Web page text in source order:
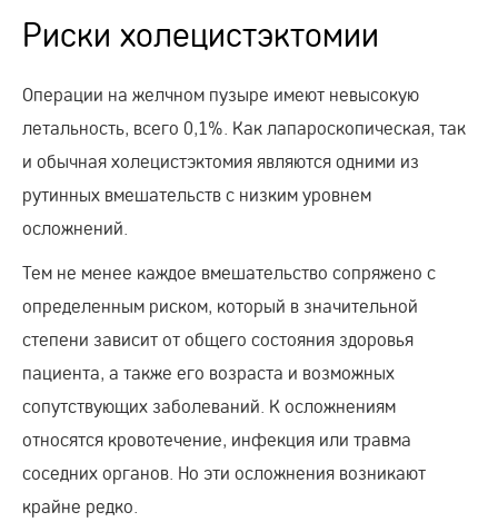
Риски холецистэктомии
Операции на желчном пузыре имеют невысокую
летальность, всего 0,1%. Как лапароскопическая, так
и обычная холецистэктомия являются одними из
рутинных вмешательств с низким уровнем
осложнений.
Тем не менее каждое вмешательство сопряжено с
определенным риском, который в значительной
степени зависит от общего состояния здоровья
пациента, а также его возраста и возможных
сопутствующих заболеваний. К осложнениям
относятся кровотечение, инфекция или травма
соседних органов. Но эти осложнения возникают
крайне редко.